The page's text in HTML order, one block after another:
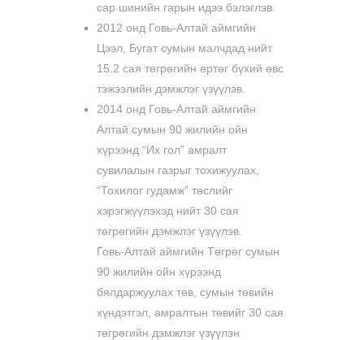
сар шинийн гарын идээ бэлэглэв.
2012 онд Говь-Алтай аймгийн
Цээл, Бугат сумын малчдад нийт
15.2 сая төгрөгийн өртөг бүхий өвс
тэжээлийн дэмжлэг үзүүлэв.
2014 онд Говь-Алтай аймгийн
Алтай сумын 90 жилийн ойн
хүрээнд “Их гол” амралт
сувилалын газрыг тохижуулах,
“Тохилог гудамж” төслийг
хэрэгжүүлэхэд нийт 30 сая
төгрөгийн дэмжлэг үзүүлэв.
Говь-Алтай аймгийн Төгрөг сумын
90 жилийн ойн хүрээнд
бялдаржуулах төв, сумын төвийн
хүндэтгэл, амралтын төвийг 30 сая
төгрөгийн дэмжлэг үзүүлэн